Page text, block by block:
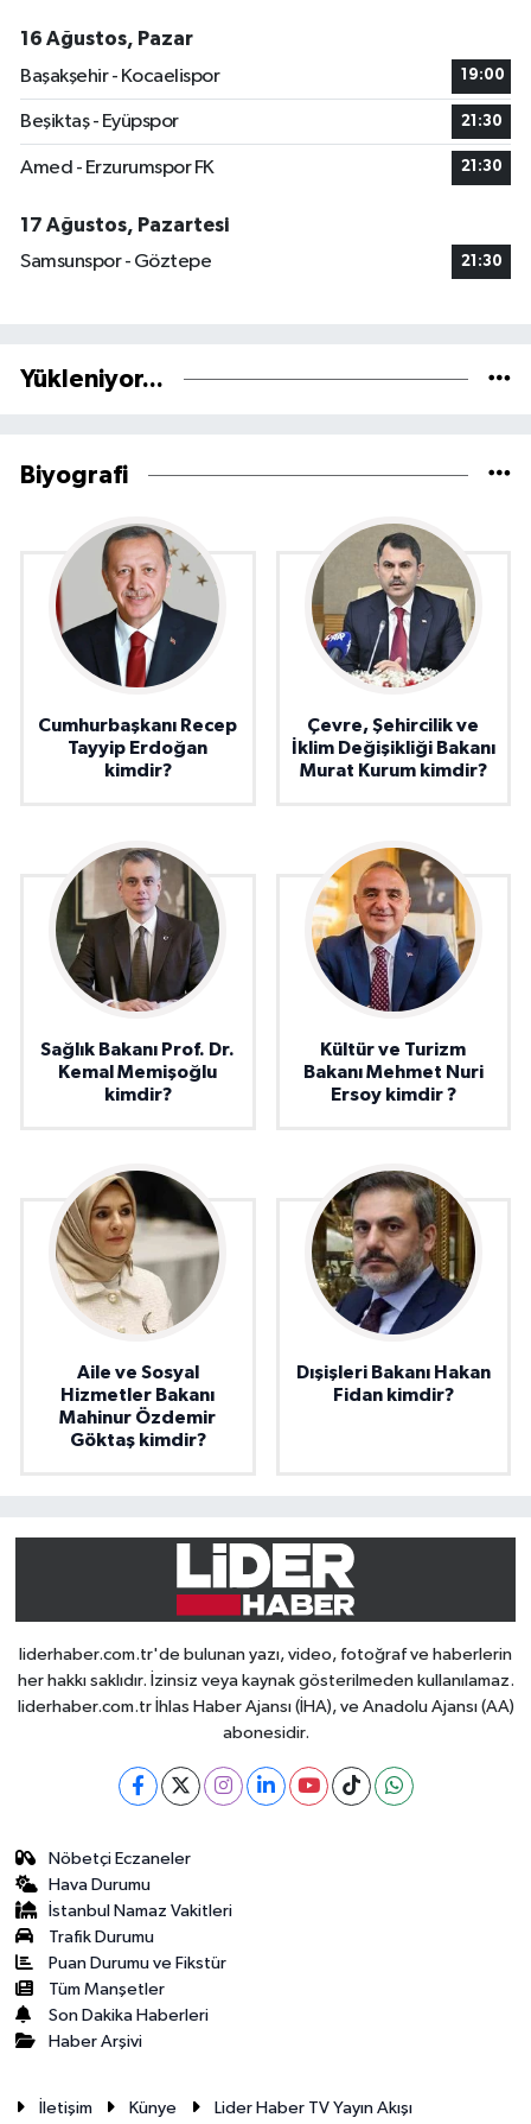
16 Ağustos, Pazar
Başakşehir - Kocaelispor
19:00
Beşiktaş - Eyüpspor 21:30
Amed - Erzurumspor FK 21:30
17 Ağustos, Pazartesi
Samsunspor - Göztepe
21:30
Yükleniyor...
Biyografi
Cumhurbaşkanı Recep
Tayyip Erdoğan
kimdir?
Çevre, Şehircilik ve
İklim Değişikliği Bakanı
Murat Kurum kimdir?
Sağlık Bakanı Prof. Dr.
Kemal Memişoğlu
kimdir?
Kültür ve Turizm
Bakanı Mehmet Nuri
Ersoy kimdir ?
Aile ve Sosyal
Hizmetler Bakanı
Mahinur Özdemir
Göktaş kimdir?
Dışişleri Bakanı Hakan
Fidan kimdir?
liderhaber.com.tr'de bulunan yazı, video, fotoğraf ve haberlerin
her hakkı saklıdır. İzinsiz veya kaynak gösterilmeden kullanılamaz.
liderhaber.com.tr İhlas Haber Ajansı (İHA), ve Anadolu Ajansı (AA)
abonesidir.
Nöbetçi Eczaneler
Hava Durumu
İstanbul Namaz Vakitleri
Trafik Durumu
Puan Durumu ve Fikstür
Tüm Manşetler
Son Dakika Haberleri
Haber Arşivi
İletişim Künye Lider Haber TV Yayın Akışı